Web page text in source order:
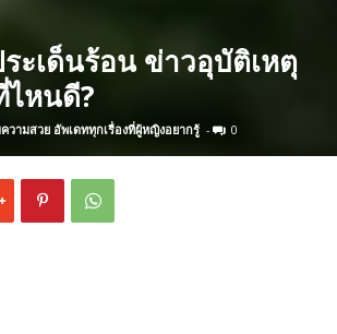
ะเด็นร้อน ข่าวอุบัติเหตุ
หนดี?
วามสวย อัพเดททุกเรื่องที่ผู้หญิงอยากรู้ - 0